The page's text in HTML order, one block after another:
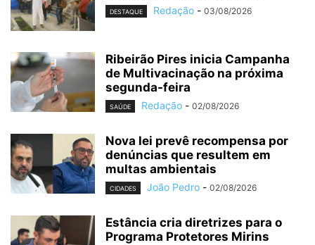
DESTAQUE Redação - 03/08/2026
Ribeirão Pires inicia Campanha
de Multivacinação na próxima
segunda-feira
SAÚDE Redação - 02/08/2026
Nova lei prevê recompensa por
denúncias que resultem em
multas ambientais
CIDADES João Pedro - 02/08/2026
Estância cria diretrizes para o
Programa Protetores Mirins